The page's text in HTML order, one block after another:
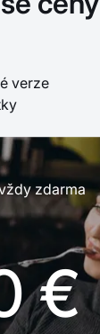
verze
zdarma
€